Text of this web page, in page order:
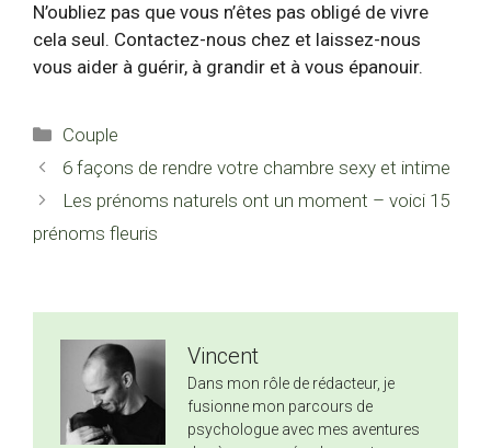
N’oubliez pas que vous n’êtes pas obligé de vivre
cela seul. Contactez-nous chez et laissez-nous
vous aider à guérir, à grandir et à vous épanouir.
Catégories
Couple
6 façons de rendre votre chambre sexy et intime
Les prénoms naturels ont un moment – voici 15
prénoms fleuris
Vincent
Dans mon rôle de rédacteur, je
fusionne mon parcours de
psychologue avec mes aventures